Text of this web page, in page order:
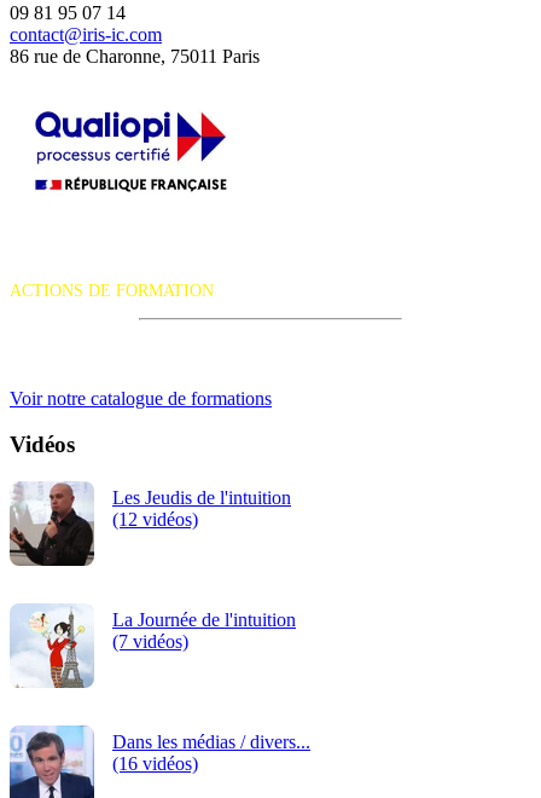
09 81 95 07 14
contact@iris-ic.com
86 rue de Charonne, 75011 Paris
ACTIONS DE FORMATION
Voir notre catalogue de formations
Vidéos
Les Jeudis de l'intuition
(12 vidéos)
La Journée de l'intuition
(7 vidéos)
Dans les médias / divers...
(16 vidéos)